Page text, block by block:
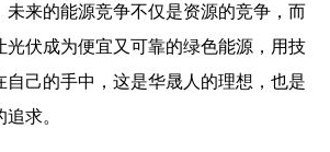
来的能源竞争不仅是资源的竞争，而
光伏成为便宜又可靠的绿色能源，用技
自己的手中，这是华晟人的理想，也是
求。